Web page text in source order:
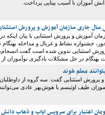
آموزان با آسیب بینایی پرداخت.
سال جاری سازمان آموزش و پرورش
آموزش و پرورش استثنایی با بیان
استثنایی تدوین شده است گفت
بهنگام در حل مشکلات یادگیری نوآموزان
معلم شوند
استثنایی گفت: سه گروه از داوطلبان
طیف اوتیسم با هوش‌بهر عادی